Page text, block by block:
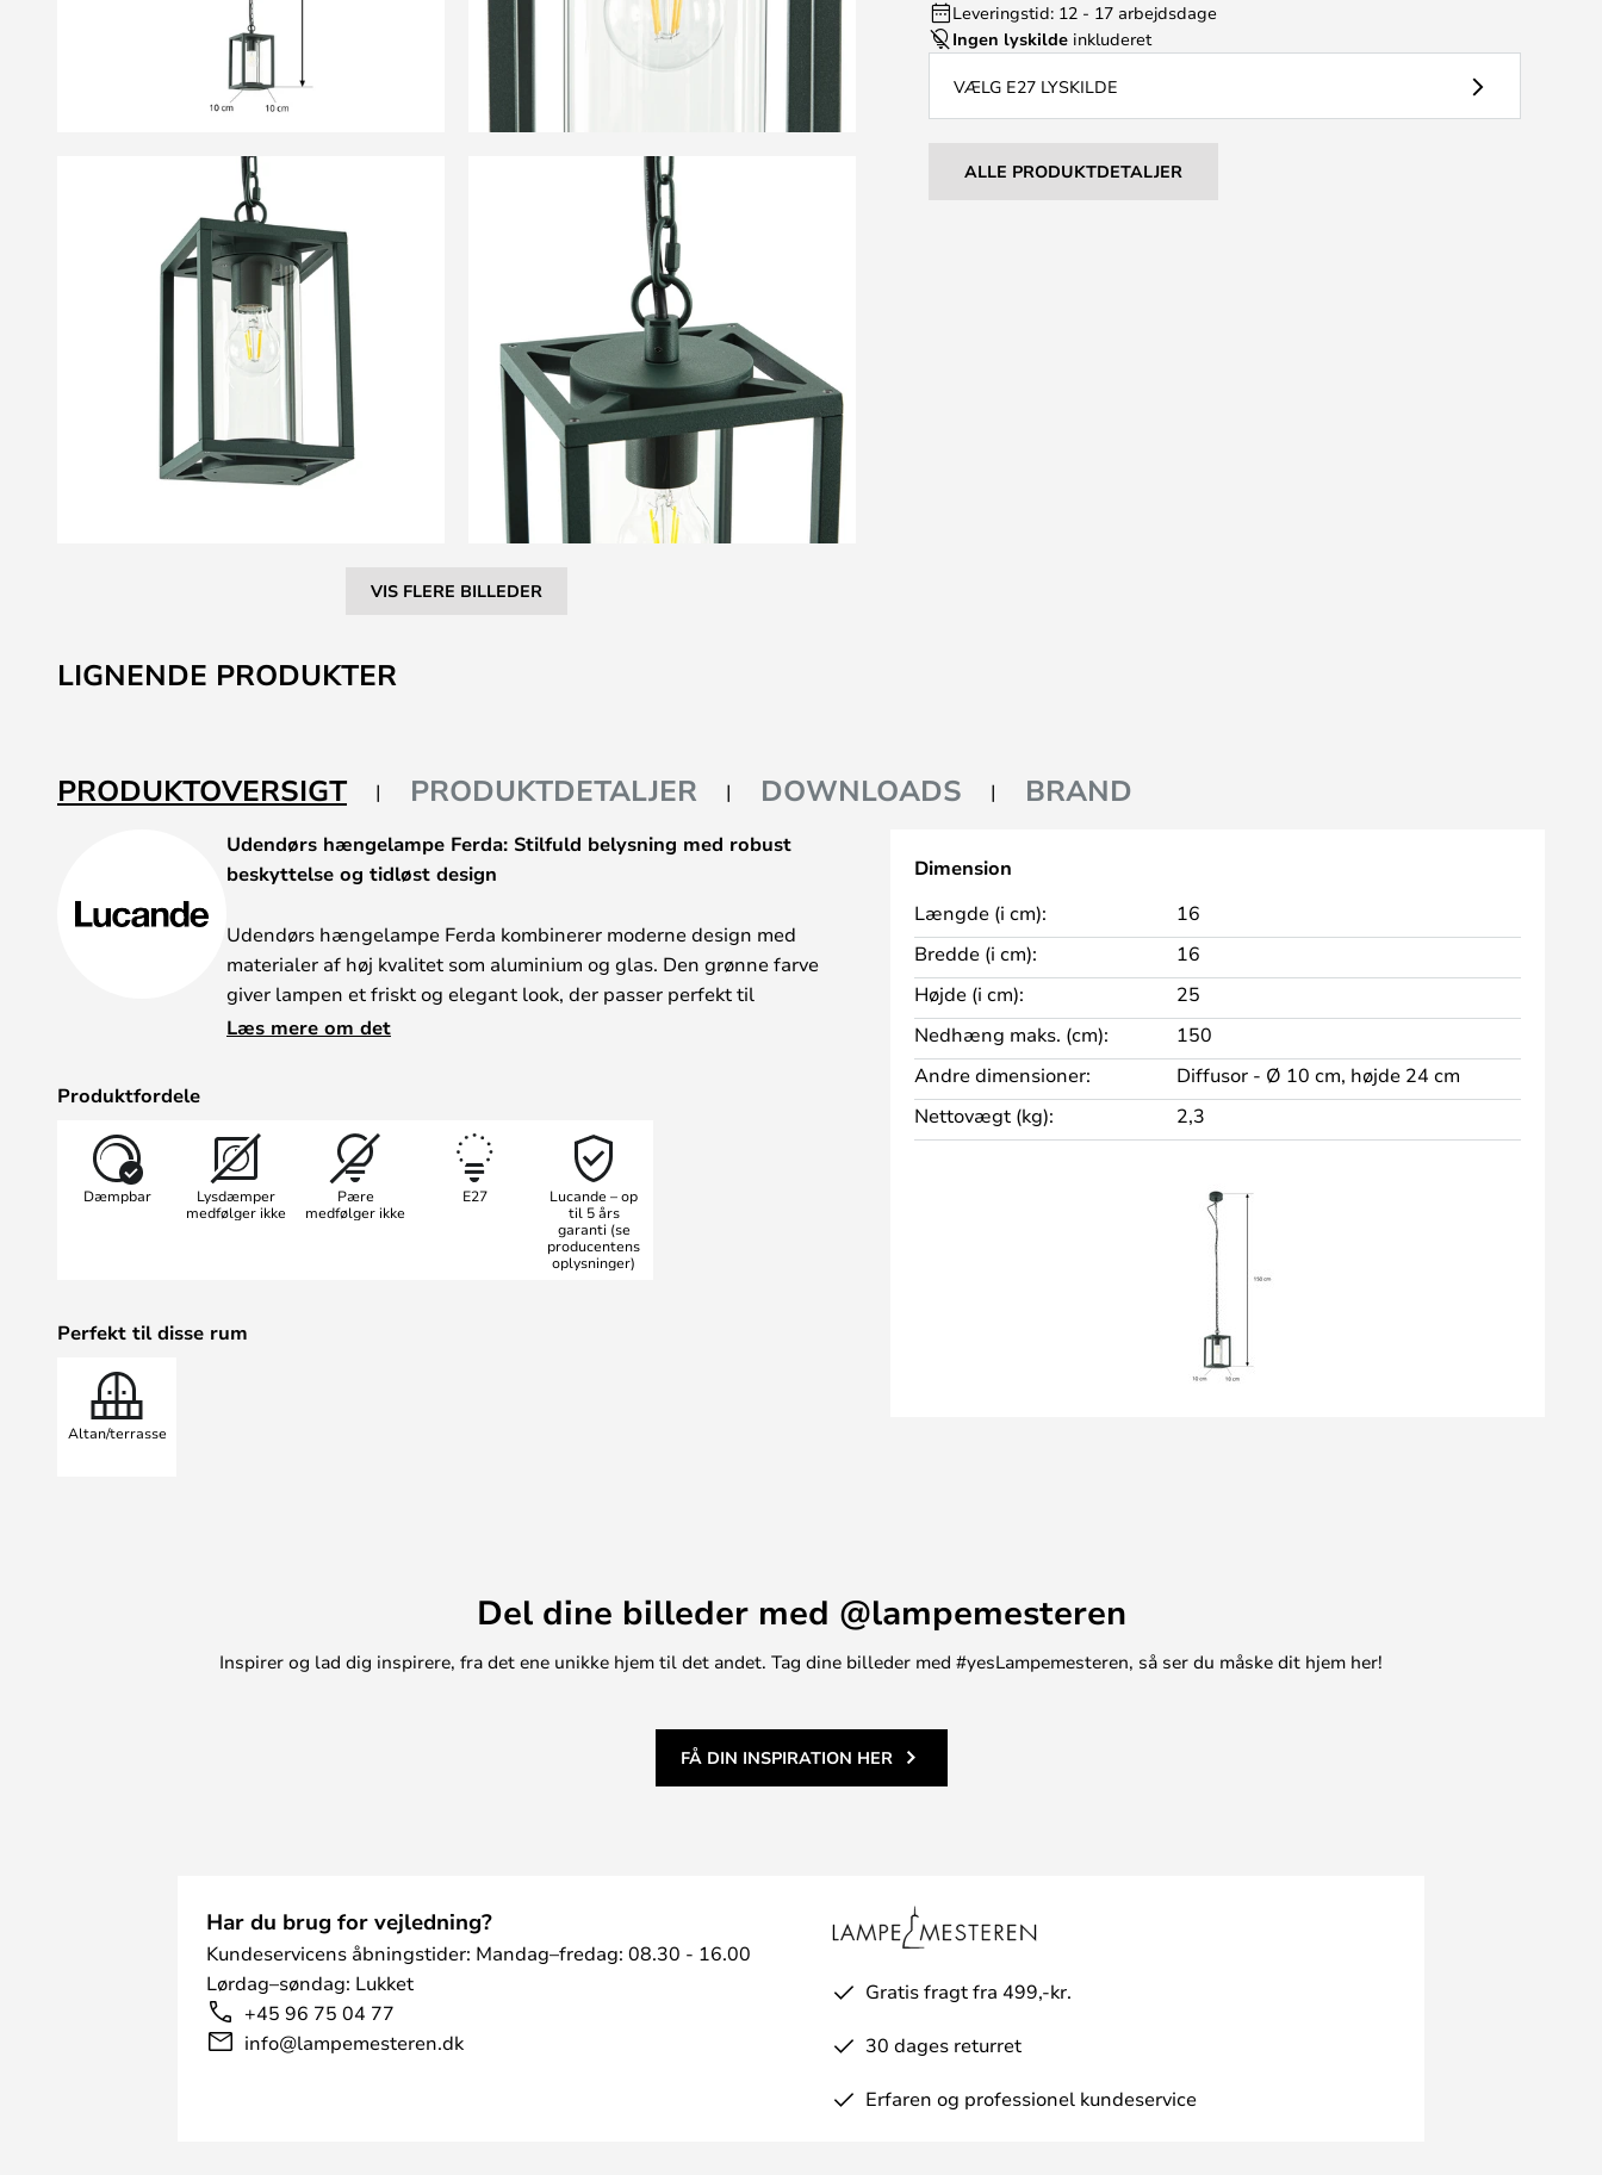
VIS FLERE BILLEDER
til
starten
Leveringstid: 12 - 17 arbejdsdage
Ingen lyskilde inkluderet
VÆLG E27 LYSKILDE
ALLE PRODUKTDETALJER
LIGNENDE PRODUKTER
PRODUKTOVERSIGT PRODUKTDETALJER DOWNLOADS BRAND
Udendørs hængelampe Ferda: Stilfuld belysning med robust
beskyttelse og tidløst design
Udendørs hængelampe Ferda kombinerer moderne design med
materialer af høj kvalitet som aluminium og glas. Den grønne farve
giver lampen et friskt og elegant look, der passer perfekt til
moderne udendørsarealer. Takket være kapslingsgrad IP44 er
Lampen er designet til E27-pærer og er dæmpbar eksternt, så
lysintensiteten kan justeres fleksibelt. Med sin kombination af
funktionalitet og æstetik sætter denne udendørs hængelampe
stilfulde accenter og skaber en behagelig atmosfære i
Læs mere om det
Produktfordele
Dæmpbar
Lysdæmper
medfølger ikke
Pære
medfølger ikke
E27
Lucande – op
til 5 års
garanti (se
producentens
oplysninger)
Perfekt til disse rum
Altan/terrasse
Dimension
Længde (i cm):
16
Bredde (i cm):
16
Højde (i cm):
25
Nedhæng maks. (cm):
150
Andre dimensioner:
Diffusor - Ø 10 cm, højde 24 cm
Nettovægt (kg):
2,3
Del dine billeder med @lampemesteren
Inspirer og lad dig inspirere, fra det ene unikke hjem til det andet. Tag dine billeder med #yesLampemesteren, så ser du måske dit hjem her!
FÅ DIN INSPIRATION HER
Har du brug for vejledning?
Kundeservicens åbningstider: Mandag–fredag: 08.30 - 16.00
Lørdag–søndag: Lukket
+45 96 75 04 77
info@lampemesteren.dk
Gratis fragt fra 499,-kr.
30 dages returret
Erfaren og professionel kundeservice